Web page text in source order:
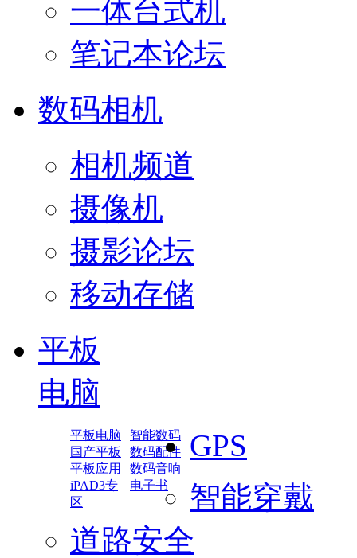
一体台式机
笔记本论坛
数码相机
相机频道
摄像机
摄影论坛
移动存储
平板
电脑
平板电脑
智能数码
国产平板
数码配件
平板应用
数码音响
iPAD3专
区
电子书
GPS
智能穿戴
道路安全